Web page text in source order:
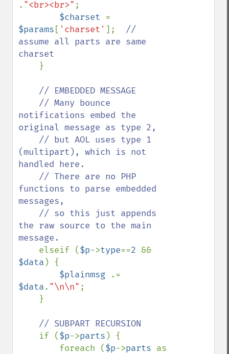
. "<br><br>" ;
$charset
$params [ 'charset' ]; //
assume all parts are same
charset
}
// EMBEDDED MESSAGE
notifications embed the
original message as type 2,
(multipart), which is not
handled here.
functions to parse embedded
messages,
the raw source to the main
message.
elseif ($p->type==2
$data ) {
$plainmsg
$data. "\n\n" ;
// SUBPART RECURSION
if ($p->parts ) {
        foreach (
$p->parts